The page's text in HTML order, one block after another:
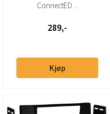
med oppbevaringslomme
ConnectED ...
289,-
Kjøp